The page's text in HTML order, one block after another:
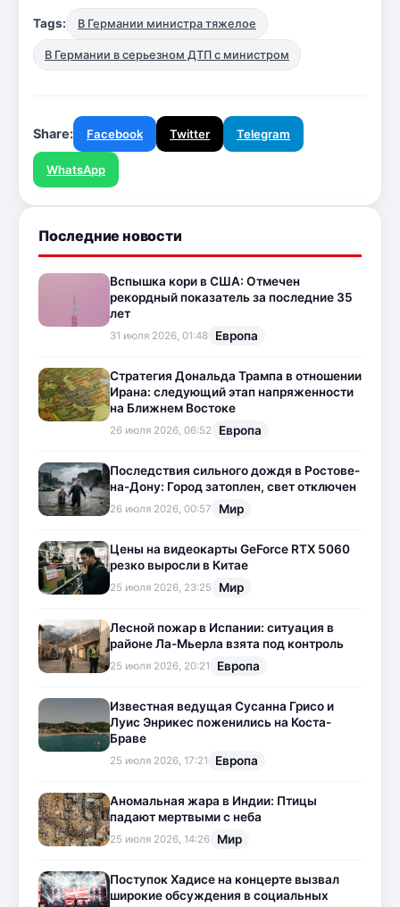
Tags: В Германии министра тяжелое
В Германии в серьезном ДТП с министром
Share: Facebook Twitter Telegram
WhatsApp
Последние новости
Вспышка кори в США: Отмечен
рекордный показатель за последние 35
лет
31 июля 2026, 01:48 Европа
Стратегия Дональда Трампа в отношении
Ирана: следующий этап напряженности
на Ближнем Востоке
26 июля 2026, 06:52 Европа
Последствия сильного дождя в Ростове-
на-Дону: Город затоплен, свет отключен
26 июля 2026, 00:57 Мир
Цены на видеокарты GeForce RTX 5060
резко выросли в Китае
25 июля 2026, 23:25 Мир
Лесной пожар в Испании: ситуация в
районе Ла-Мьерла взята под контроль
25 июля 2026, 20:21 Европа
Известная ведущая Сусанна Грисо и
Луис Энрикес поженились на Коста-
Браве
25 июля 2026, 17:21 Европа
Аномальная жара в Индии: Птицы
падают мертвыми с неба
25 июля 2026, 14:26 Мир
Поступок Хадисе на концерте вызвал
широкие обсуждения в социальных